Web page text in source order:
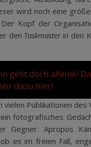
wird noch eine
Kopf der
den Taskmaster in den
geht doch alleine!
dazu hier!
vielen Publikationen
fotografisches
Gegner. Apropos
ob es im freien Fall,